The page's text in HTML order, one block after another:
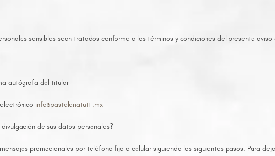
sensibles sean tratados conforme a los términos y condiciones del presente aviso
autógrafa del titular
info@pasteleriatutti.mx
de sus datos personales?
promocionales por teléfono fijo o celular siguiendo los siguientes pasos: Para